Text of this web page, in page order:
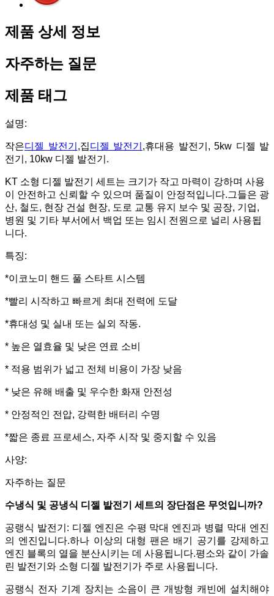
제품 상세 정보
자주하는 질문
제품 태그
설명:
작은디젤 발전기 ,집디젤 발전기 ,휴대용 발전기, 5kw 디젤 발
전기, 10kw 디젤 발전기.
KT 소형 디젤 발전기 세트는 크기가 작고 마력이 강하며 사용
이 안전하고 신뢰할 수 있으며 품질이 안정적입니다.그들은 광
산, 철도, 현장 건설 현장, 도로 교통 유지 보수 및 공장, 기업,
병원 및 기타 부서에서 백업 또는 임시 전원으로 널리 사용됩
니다.
특징:
*이코노미 핸드 풀 스타트 시스템
*빨리 시작하고 빠르게 최대 전력에 도달
*휴대성 및 실내 또는 실외 작동.
* 높은 열효율 및 낮은 연료 소비
* 적용 범위가 넓고 전체 비용이 가장 낮음
* 낮은 유해 배출 및 우수한 화재 안전성
* 안정적인 전압, 강력한 배터리 수명
*짧은 종료 프로세스, 자주 시작 및 중지할 수 있음
사양:
자주하는 질문
수냉식 및 공냉식 디젤 발전기 세트의 장단점은 무엇입니까?
공랭식 발전기: 디젤 엔진은 수평 막대 엔진과 병렬 막대 엔진
의 엔진입니다.하나 이상의 대형 팬은 배기 공기를 강제하고
엔진 블록의 열을 분산시키는 데 사용됩니다.평소와 같이 가솔
린 발전기와 소형 디젤 발전기가 주로 사용됩니다.
공랭식 전자 기계 장치는 소음이 큰 개방형 캐빈에 설치해야